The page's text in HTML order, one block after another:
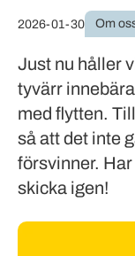
2026-01-30 Om
Just nu håller
tyvärr
med flytten.
så att det inte
försvinner.
skicka igen!